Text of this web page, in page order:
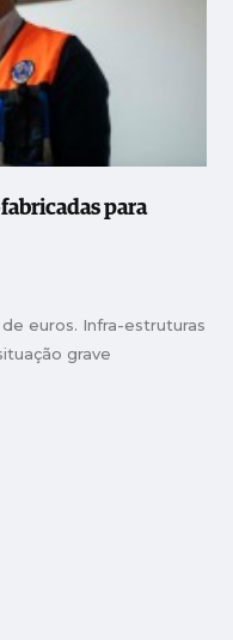
para
euros. Infra-estruturas
grave